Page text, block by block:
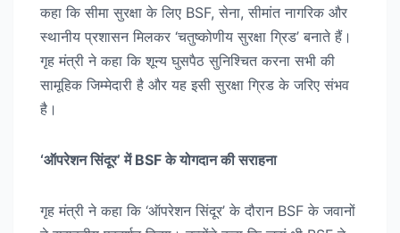
कहा कि सीमा सुरक्षा के लिए BSF, सेना, सीमांत नागरिक और
स्थानीय प्रशासन मिलकर ‘चतुष्कोणीय सुरक्षा ग्रिड’ बनाते हैं।
गृह मंत्री ने कहा कि शून्य घुसपैठ सुनिश्चित करना सभी की
सामूहिक जिम्मेदारी है और यह इसी सुरक्षा ग्रिड के जरिए संभव
है।
‘ऑपरेशन सिंदूर’ में BSF के योगदान की सराहना
गृह मंत्री ने कहा कि ‘ऑपरेशन सिंदूर’ के दौरान BSF के जवानों